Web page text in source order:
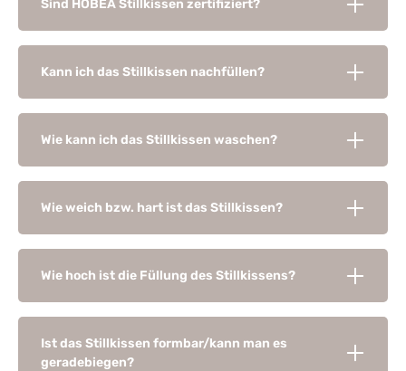
Sind HOBEA Stillkissen zertifiziert?
Kann ich das Stillkissen nachfüllen?
Wie kann ich das Stillkissen waschen?
Wie weich bzw. hart ist das Stillkissen?
Wie hoch ist die Füllung des Stillkissens?
Ist das Stillkissen formbar/kann man es
geradebiegen?